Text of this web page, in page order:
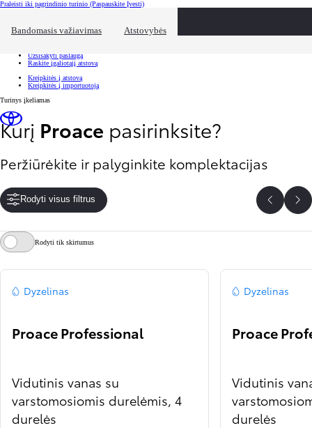
Praleisti iki pagrindinio turinio (Paspauskite Įvesti)
Bandomasis važiavimas Atstovybės
Spartusis pasirinkimas Spustelėkite, kad užvertumėte pasiekiamumo perdangą
Užsisakyti paslaugą
Raskite įgaliotąjį atstovą
Kreipkitės į atstovą
Kreipkitės į importuotoją
Turinys įkeliamas
Kurį Proace pasirinksite?
Peržiūrėkite ir palyginkite komplektacijas
Rodyti visus filtrus Atgal
Rodyti tik skirtumus
Dyzelinas
Proace Professional
Vidutinis vanas su
varstomosiomis durelėmis, 4
durelės
Dyzelinas
Proace
Vidutinis
durelės